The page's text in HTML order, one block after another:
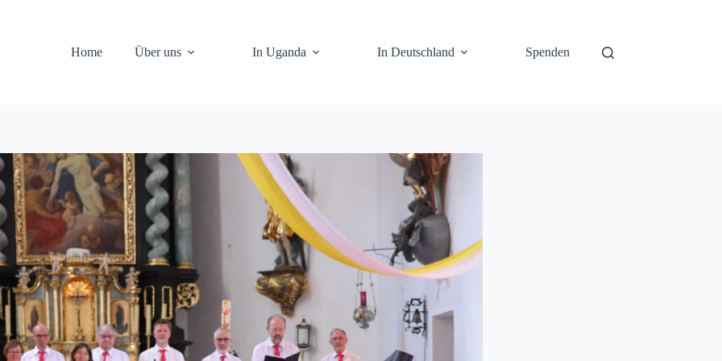
Home
Über uns In Uganda In Deutschland Spenden